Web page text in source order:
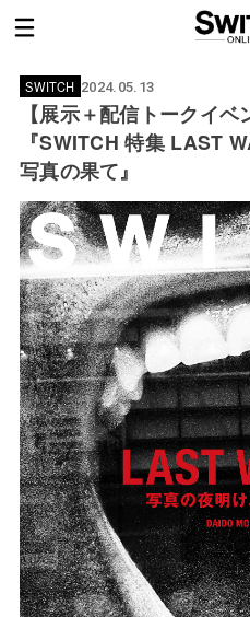
SWITCH 2024.05.13
【展示＋配信トークイ
『SWITCH 特集 LAST
写真の果て』